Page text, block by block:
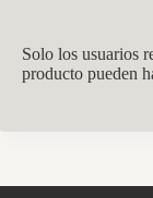
Solo los usuarios
producto pueden